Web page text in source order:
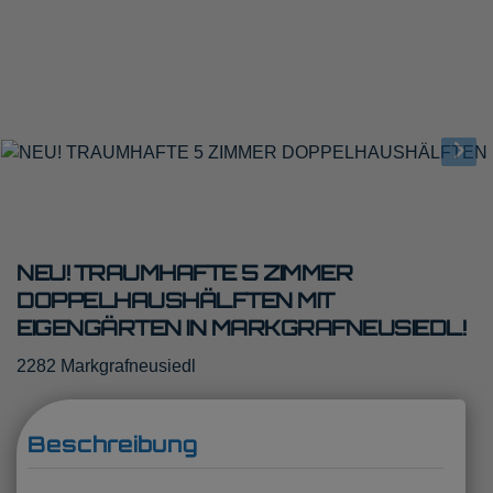
NEU! TRAUMHAFTE 5 ZIMMER
DOPPELHAUSHÄLFTEN MIT
EIGENGÄRTEN IN MARKGRAFNEUSIEDL!
2282 Markgrafneusiedl
Beschreibung